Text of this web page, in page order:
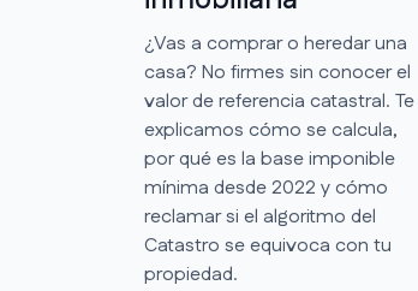
¿Vas a comprar o heredar una
casa? No firmes sin conocer el
valor de referencia catastral. Te
explicamos cómo se calcula,
por qué es la base imponible
mínima desde 2022 y cómo
reclamar si el algoritmo del
Catastro se equivoca con tu
propiedad.